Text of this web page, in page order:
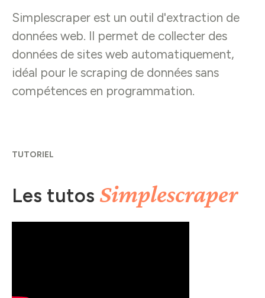
Simplescraper est un outil d'extraction de
données web. Il permet de collecter des
données de sites web automatiquement,
idéal pour le scraping de données sans
compétences en programmation.
TUTORIEL
Les tutos Simplescraper